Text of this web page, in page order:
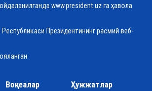
www.president.uz га ҳавола
Президентининг расмий веб-
Воқеалар Ҳужжатлар